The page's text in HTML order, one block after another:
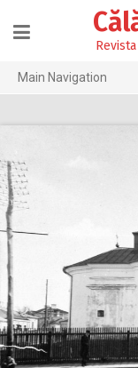
content
Main Navigation
2025
2024
2021
2020